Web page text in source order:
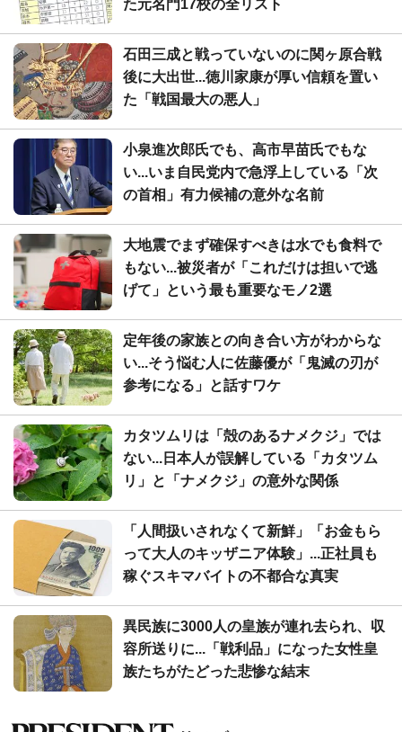
た元名門17校の全リスト
石田三成と戦っていないのに関ヶ原合戦
後に大出世...徳川家康が厚い信頼を置い
た「戦国最大の悪人」
小泉進次郎氏でも、高市早苗氏でもな
い...いま自民党内で急浮上している「次
の首相」有力候補の意外な名前
大地震でまず確保すべきは水でも食料で
もない...被災者が「これだけは担いで逃
げて」という最も重要なモノ2選
定年後の家族との向き合い方がわからな
い...そう悩む人に佐藤優が「鬼滅の刃が
参考になる」と話すワケ
カタツムリは「殻のあるナメクジ」では
ない...日本人が誤解している「カタツム
リ」と「ナメクジ」の意外な関係
「人間扱いされなくて新鮮」「お金もら
って大人のキッザニア体験」...正社員も
稼ぐスキマバイトの不都合な真実
異民族に3000人の皇族が連れ去られ、収
容所送りに...「戦利品」になった女性皇
族たちがたどった悲惨な結末